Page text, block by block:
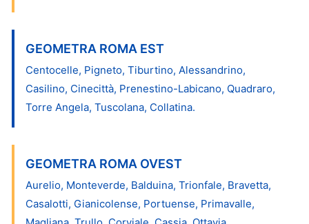
GEOMETRA ROMA EST
Centocelle, Pigneto, Tiburtino, Alessandrino,
Casilino, Cinecittà, Prenestino-Labicano, Quadraro,
Torre Angela, Tuscolana, Collatina.
GEOMETRA ROMA OVEST
Aurelio, Monteverde, Balduina, Trionfale, Bravetta,
Casalotti, Gianicolense, Portuense, Primavalle,